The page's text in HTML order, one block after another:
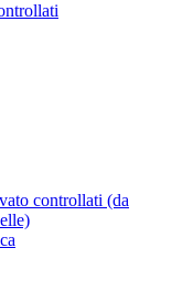
controllati (da